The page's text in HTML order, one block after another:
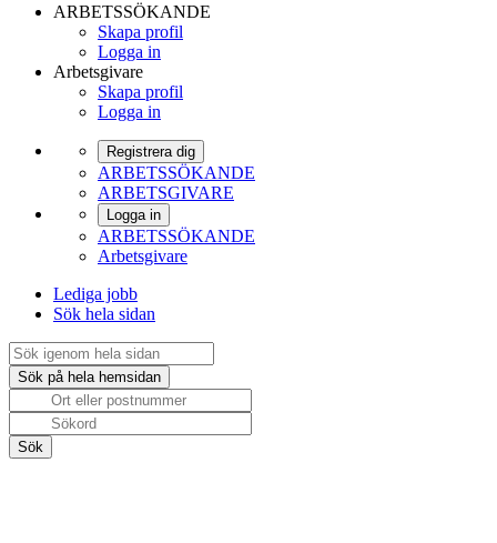
ARBETSSÖKANDE
Skapa profil
Logga in
Arbetsgivare
Skapa profil
Logga in
Registrera dig
ARBETSSÖKANDE
ARBETSGIVARE
Logga in
ARBETSSÖKANDE
Arbetsgivare
Lediga jobb
Sök hela sidan